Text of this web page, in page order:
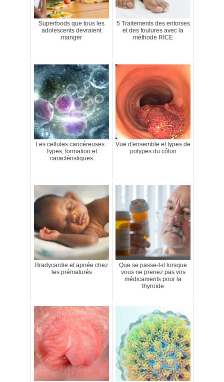
Superfoods que tous les
adolescents devraient
manger
5 Traitements des entorses
et des foulures avec la
méthode RICE
Les cellules cancéreuses :
Types, formation et
caractéristiques
Vue d'ensemble et types de
polypes du côlon
Bradycardie et apnée chez
les prématurés
Que se passe-t-il lorsque
vous ne prenez pas vos
médicaments pour la
thyroïde